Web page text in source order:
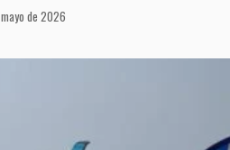
de 2026